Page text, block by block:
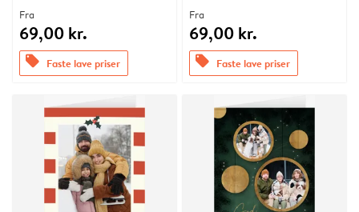
Fra
69,00 kr.
offers Faste lave priser
Fra
69,00 kr.
offers Faste lave priser